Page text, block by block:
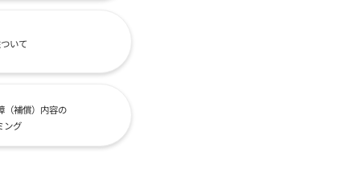
いて
（補償）内容の
ング